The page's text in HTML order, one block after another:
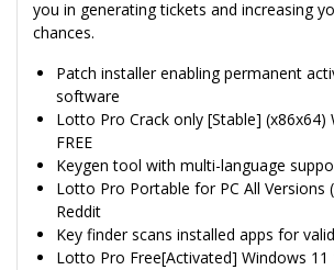
you in generating tickets and increasing
chances.
Patch installer enabling permanent
software
Lotto Pro Crack only [Stable] (x86x64)
FREE
Keygen tool with multi-language
Lotto Pro Portable for PC All Versions
Reddit
Key finder scans installed apps for
Lotto Pro Free[Activated] Windows 11